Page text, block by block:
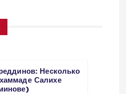
Несколько
Салихе